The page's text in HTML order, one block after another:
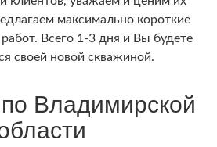
максимально короткие
Всего 1-3 дня и Вы будете
своей новой скважиной.
Владимирской